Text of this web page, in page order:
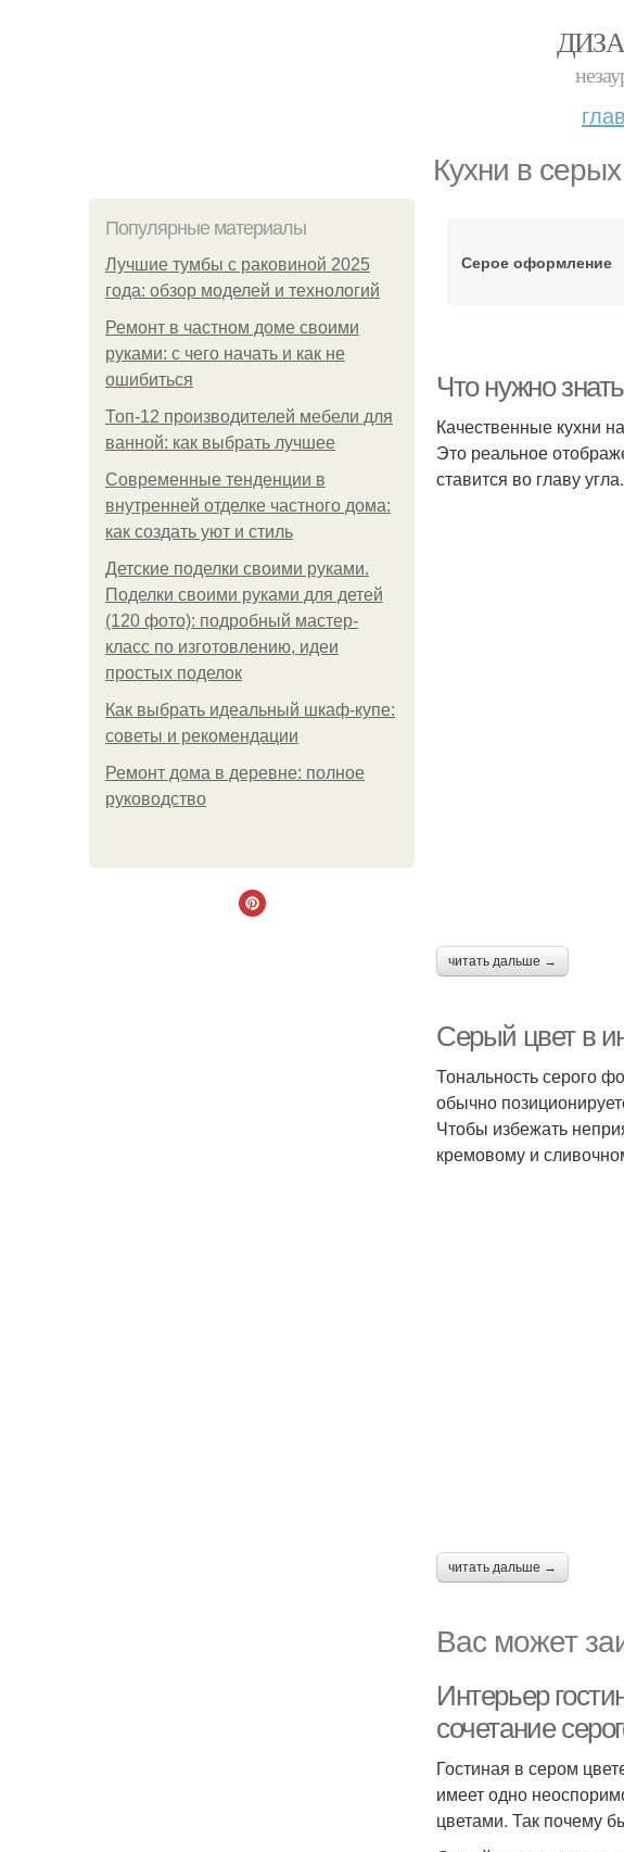
Кухни в
Популярные материалы
Лучшие тумбы с раковиной 2025
года: обзор моделей и технологий
Ремонт в частном доме своими
руками: с чего начать и как не
ошибиться
Топ-12 производителей мебели для
ванной: как выбрать лучшее
Современные тенденции в
внутренней отделке частного дома:
как создать уют и стиль
Детские поделки своими руками.
Поделки своими руками для детей
(120 фото): подробный мастер-
класс по изготовлению, идеи
простых поделок
Как выбрать идеальный шкаф-купе:
советы и рекомендации
Ремонт дома в деревне: полное
руководство
Серое оформление
Что нужно
Качественные кухни
Это реальное
ставится во главу угла.
читать дальше →
Серый цвет в
Тональность серого
обычно
Чтобы избежать
кремовому и
читать дальше →
Вас может
Интерьер
сочетание
Гостиная в сером
имеет одно
цветами. Так почему